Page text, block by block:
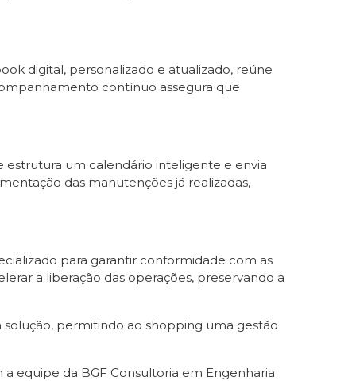
digital, personalizado e atualizado, reúne
contínuo assegura que
estrutura um calendário inteligente e envia
das manutenções já realizadas,
para garantir conformidade com as
a liberação das operações, preservando a
permitindo ao shopping uma gestão
equipe da BGF Consultoria em Engenharia